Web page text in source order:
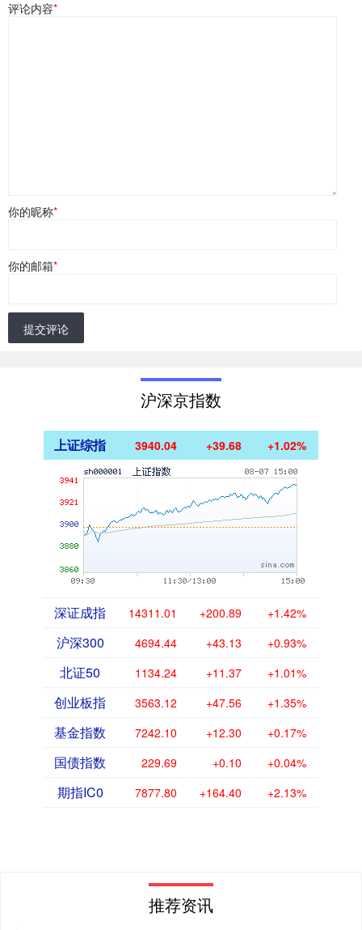
评论内容*
你的昵称*
你的邮箱*
提交评论
沪深京指数
上证综指 3940.04 +39.68 +1.02%
深证成指 14311.01 +200.89 +1.42%
沪深300 4694.44 +43.13 +0.93%
北证50 1134.24 +11.37 +1.01%
创业板指 3563.12 +47.56 +1.35%
基金指数 7242.10 +12.30 +0.17%
国债指数 229.69 +0.10 +0.04%
期指IC0 7877.80 +164.40 +2.13%
推荐资讯